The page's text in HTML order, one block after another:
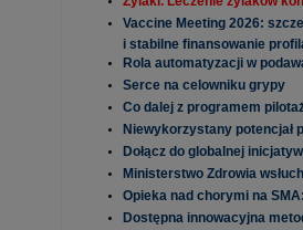
Vaccine Meeting 2026:
i stabilne finansowanie
Rola automatyzacji w
Serce na celowniku grypy
Co dalej z programem
Niewykorzystany potencjał
Dołącz do globalnej
Ministerstwo Zdrowia
Opieka nad chorymi na
Dostępna innowacyjna